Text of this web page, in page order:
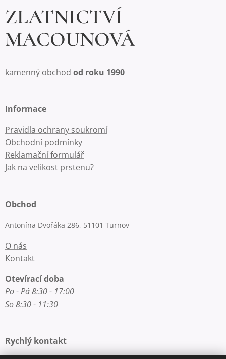
ZLATNICTVÍ
MACOUNOVÁ
kamenný obchod od roku 1990
Informace
Pravidla ochrany soukromí
Obchodní podmínky
Reklamační formulář
Jak na velikost prstenu?
Obchod
Antonína Dvořáka 286, 51101 Turnov
O nás
Kontakt
Otevírací doba
Po - Pá 8:30 - 17:00
So 8:30 - 11:30
Rychlý kontakt